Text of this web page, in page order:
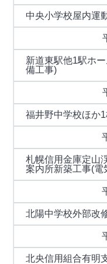
中央小学校屋内運
新道東駅他1駅ホ
備工事)
福井野中学校ほか
札幌信用金庫定山
案内所新築工事(電
北陽中学校外部改
北央信用組合有明